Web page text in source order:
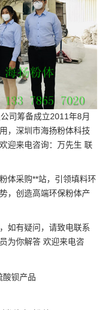
司筹备成立2011年8月
，深圳市海扬粉体科技
迎来电咨询：万先生 联
体采购**站，引领填料环
，创造高端环保粉体产
如有疑问，请致电联系
为你解答 欢迎来电咨
酸钡产品